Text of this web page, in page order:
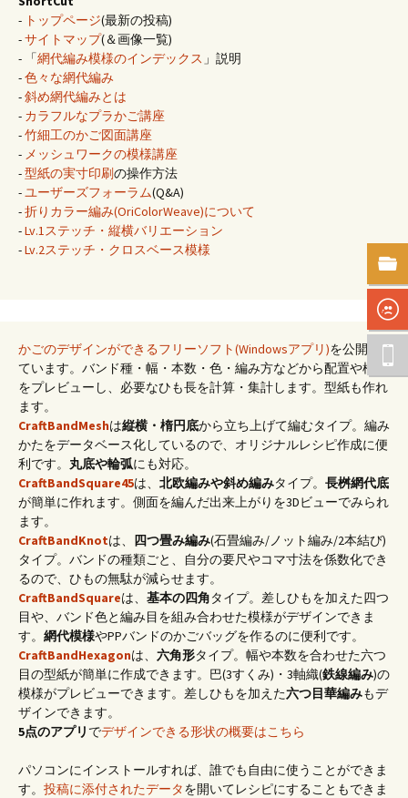
- トップページ(最新の投稿)
-サイトマップ(＆画像一覧)
- 「網代編み模様のインデックス 」説明
-色々な網代編み
-斜め網代編みとは
- カラフルなプラかご講座
-竹細工のかご図面講座
- メッシュワークの模様講座
-型紙の実寸印刷の操作方法
- ユーザーズフォーラム(Q&A)
-折りカラー編み(OriColorWeave)について
-Lv.1ステッチ・縦横バリエーション
-Lv.2ステッチ・クロスベース模様
かごのデザインができるフリーソフト(Windowsアプリ)を公開し
ています。バンド種・幅・本数・色・編み方などから配置や模様
をプレビューし、必要なひも長を計算・集計します。型紙も作れ
ます。
CraftBandMeshは縦横・楕円底から立ち上げて編むタイプ。編み
かたをデータベース化しているので、オリジナルレシピ作成に便
利です。 丸底や輪弧にも対応。
CraftBandSquare45は、 北欧編みや斜め編みタイプ。 長桝網代底
が簡単に作れます。側面を編んだ出来上がりを3Dビューでみられ
ます。
CraftBandKnotは、 四つ畳み編み(石畳編み/ノット編み/2本結び)
タイプ。バンドの種類ごと、自分の要尺やコマ寸法を係数化でき
るので、ひもの無駄が減らせます。
CraftBandSquareは、 基本の四角タイプ。差しひもを加えた四つ
目や、バンド色と編み目を組み合わせた模様がデザインできま
す。 網代模様やPPバンドのかごバッグを作るのに便利です。
CraftBandHexagonは、 六角形タイプ。幅や本数を合わせた六つ
目の型紙が簡単に作成できます。巴(3すくみ)・3軸織(鉄線編み)の
模様がプレビューできます。差しひもを加えた六つ目華編みもデ
ザインできます。
5点のアプリ でデザインできる形状の概要はこちら
パソコンにインストールすれば、誰でも自由に使うことができま
す。 投稿に添付されたデータを開いてレシピにすることもできま